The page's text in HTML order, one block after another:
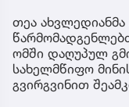
თეა
ომში დაღუპულ
სახელმწიფო
გვირგვინით